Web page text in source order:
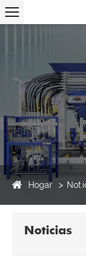
Hogar
Noticias